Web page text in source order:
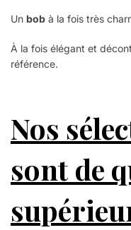
Un bob à la fois très
À la fois élégant et
référence.
Nos
sont de